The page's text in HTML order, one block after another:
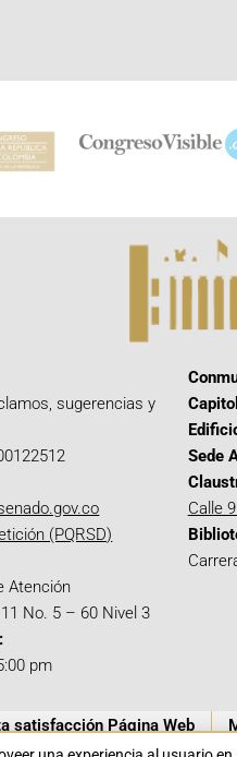
sugerencias y
(PQRSD)
Atención
No. 5 – 60 Nivel 3
pm
Sede
Calle
satisfacción Página Web